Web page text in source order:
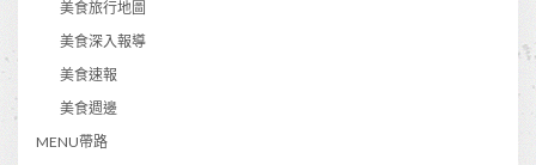
美食旅行地圖
美食深入報導
美食速報
美食週邊
MENU帶路